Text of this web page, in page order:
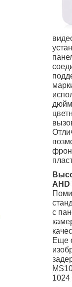
AHD
с
Еще
1024